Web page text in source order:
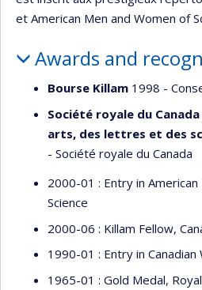
et American Men and Women of
Awards and
Bourse Killam 1998 -
Société royale du
arts, des lettres et des
- Société royale du Canada
2000-01 : Entry in
Science
2000-06 : Killam Fellow,
1990-01 : Entry in
1965-01 : Gold Medal,